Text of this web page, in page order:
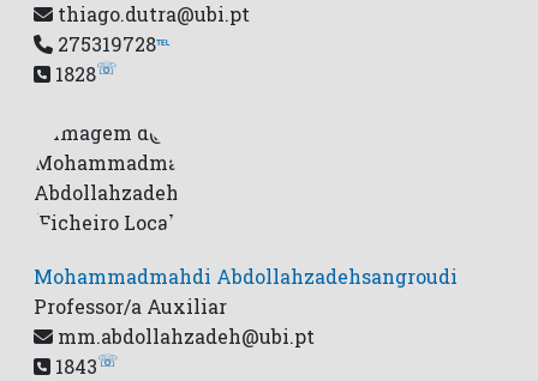
thiago.dutra@ubi.pt
275319728℡
1828☏
Mohammadmahdi Abdollahzadehsangroudi
Professor/a Auxiliar
mm.abdollahzadeh@ubi.pt
1843☏